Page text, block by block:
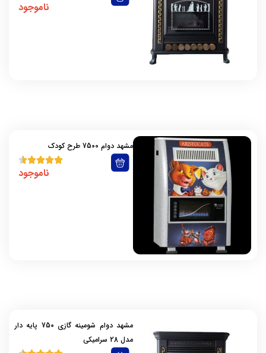
ناموجود
مشهد دوام 7500 طرح کودک
ناموجود
مشهد دوام شومینه گازی 750 پایه دار
مدل 28 سرامیکی